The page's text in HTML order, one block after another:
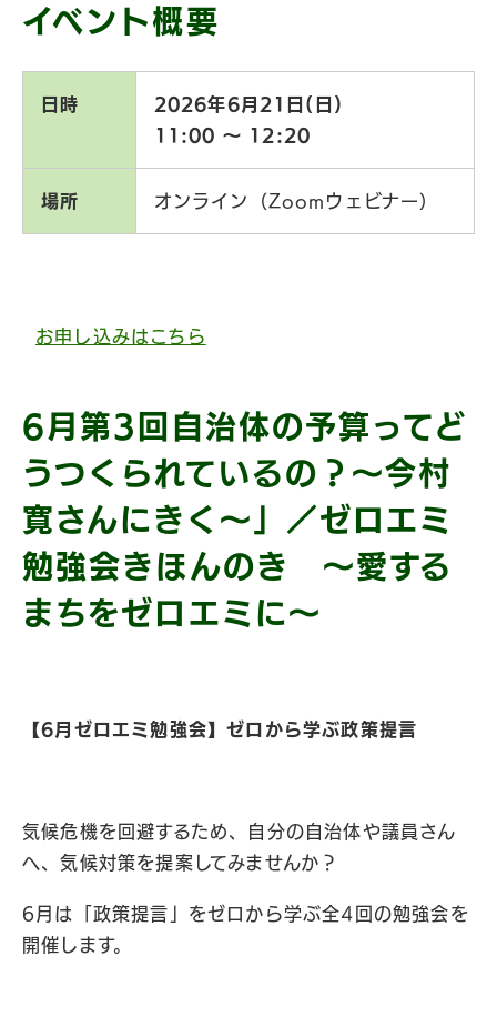
イベント概要
日時
2026年6月21日(日)
11:00 〜 12:20
場所 オンライン（Zoomウェビナー）
お申し込みはこちら
6月第3回自治体の予算ってど
うつくられているの？〜今村
寛さんにきく〜」／ゼロエミ
勉強会きほんのき 〜愛する
まちをゼロエミに〜
【6月ゼロエミ勉強会】ゼロから学ぶ政策提言
気候危機を回避するため、自分の自治体や議員さん
へ、気候対策を提案してみませんか？
6月は「政策提言」をゼロから学ぶ全4回の勉強会を
開催します。